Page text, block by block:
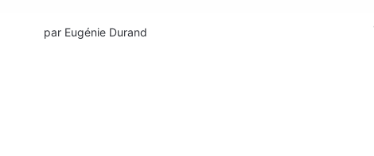
grand nombre de prendre part à cet
par Eugénie Durand